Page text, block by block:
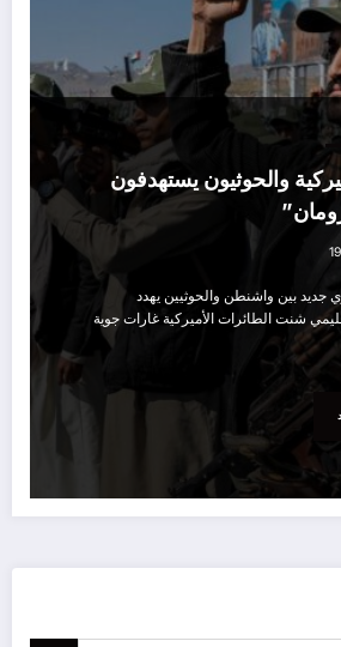
والحوثيون يستهدفون
بين واشنطن والحوثيين يهدد
شنت الطائرات الأميركية غارات جوية